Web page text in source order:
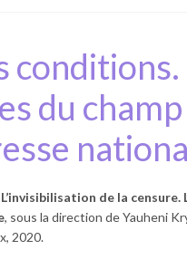
conditions.
du
L’invisibilisation de la
, sous la direction de Yauheni
2020.